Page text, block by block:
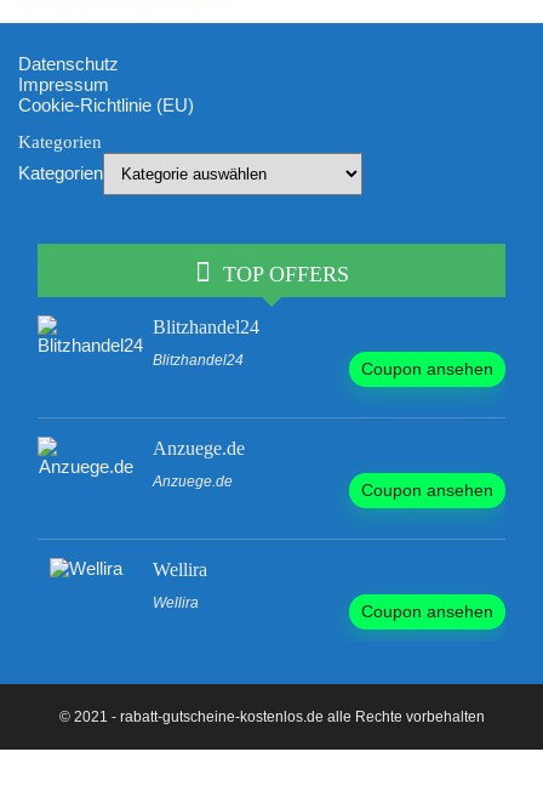
Datenschutz
Impressum
Cookie-Richtlinie (EU)
Kategorien
Kategorien
TOP OFFERS
Blitzhandel24
Blitzhandel24 Coupon ansehen
Anzuege.de
Anzuege.de Coupon ansehen
Wellira
Wellira Coupon ansehen
© 2021 - rabatt-gutscheine-kostenlos.de alle Rechte vorbehalten